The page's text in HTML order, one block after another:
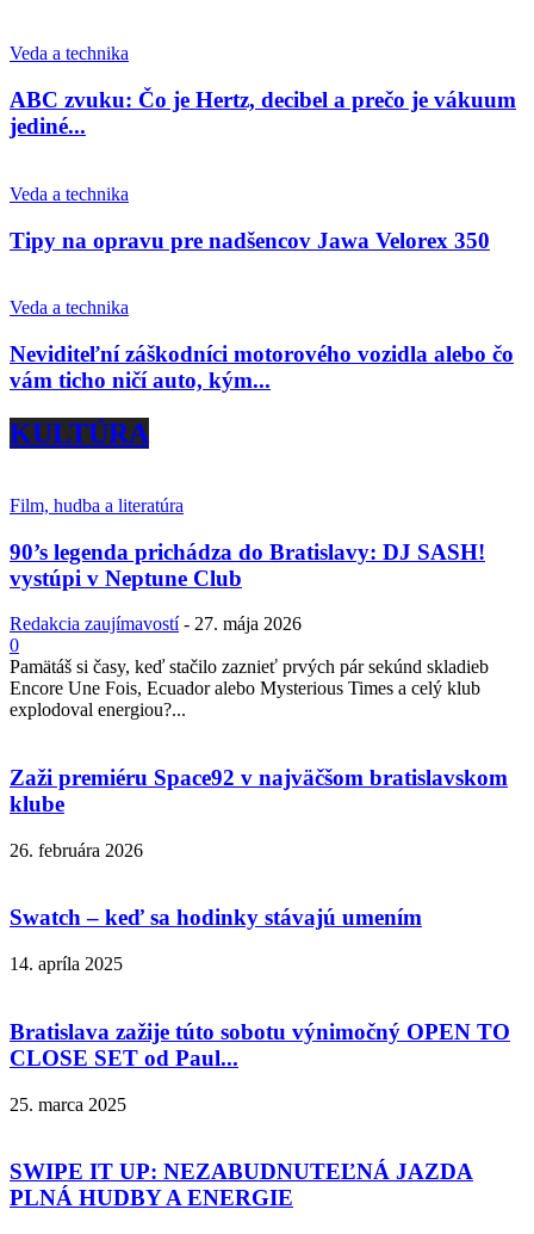
Veda a technika
ABC zvuku: Čo je Hertz, decibel a prečo je vákuum
jediné...
Veda a technika
Tipy na opravu pre nadšencov Jawa Velorex 350
Veda a technika
Neviditeľní záškodníci motorového vozidla alebo čo
vám ticho ničí auto, kým...
KULTÚRA
Film, hudba a literatúra
90’s legenda prichádza do Bratislavy: DJ SASH!
vystúpi v Neptune Club
Redakcia zaujímavostí - 27. mája 2026
0
Pamätáš si časy, keď stačilo zaznieť prvých pár sekúnd skladieb
Encore Une Fois, Ecuador alebo Mysterious Times a celý klub
explodoval energiou?...
Zaži premiéru Space92 v najväčšom bratislavskom
klube
26. februára 2026
Swatch – keď sa hodinky stávajú umením
14. apríla 2025
Bratislava zažije túto sobotu výnimočný OPEN TO
CLOSE SET od Paul...
25. marca 2025
SWIPE IT UP: NEZABUDNUTEĽNÁ JAZDA
PLNÁ HUDBY A ENERGIE